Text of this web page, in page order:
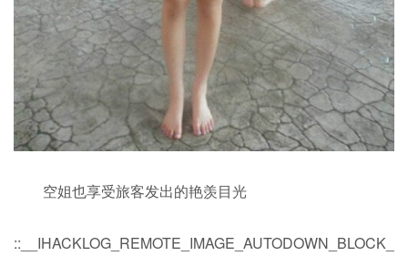
空姐也享受旅客发出的艳羡目光
::__IHACKLOG_REMOTE_IMAGE_AUTODOWN_BLOCK_